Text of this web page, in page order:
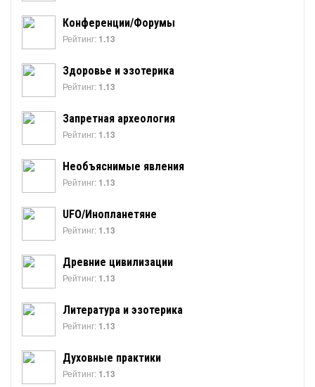
Конференции/Форумы
Рейтинг: 1.13
Здоровье и эзотерика
Рейтинг: 1.13
Запретная археология
Рейтинг: 1.13
Необъяснимые явления
Рейтинг: 1.13
UFO/Инопланетяне
Рейтинг: 1.13
Древние цивилизации
Рейтинг: 1.13
Литература и эзотерика
Рейтинг: 1.13
Духовные практики
Рейтинг: 1.13